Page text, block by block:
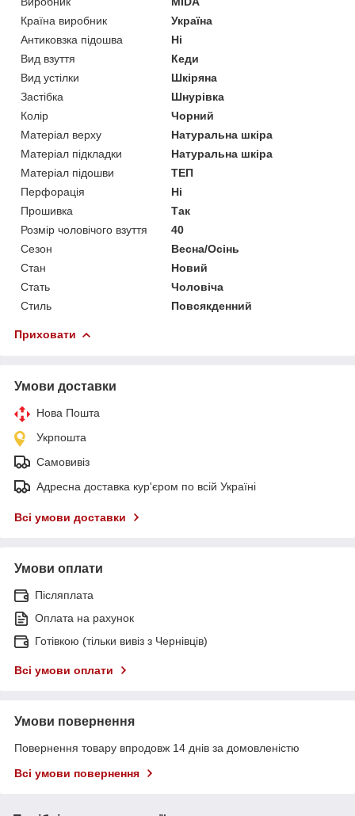
Країна виробник
Україна
Антиковзка підошва
Ні
Вид взуття
Кеди
Вид устілки
Шкіряна
Застібка
Шнурівка
Колір
Чорний
Матеріал верху
Натуральна шкіра
Матеріал підкладки
Натуральна шкіра
Матеріал підошви
ТЕП
Перфорація
Ні
Прошивка
Так
Розмір чоловічого взуття
40
Сезон
Весна/Осінь
Стан
Новий
Стать
Чоловіча
Стиль
Повсякденний
Приховати
Умови доставки
Нова Пошта
Укрпошта
Самовивіз
Адресна доставка кур'єром по всій Україні
Всі умови доставки
Умови оплати
Післяплата
Оплата на рахунок
Готівкою (тільки вивіз з Чернівців)
Всі умови оплати
Умови повернення
Повернення товару впродовж 14 днів за домовленістю
Всі умови повернення